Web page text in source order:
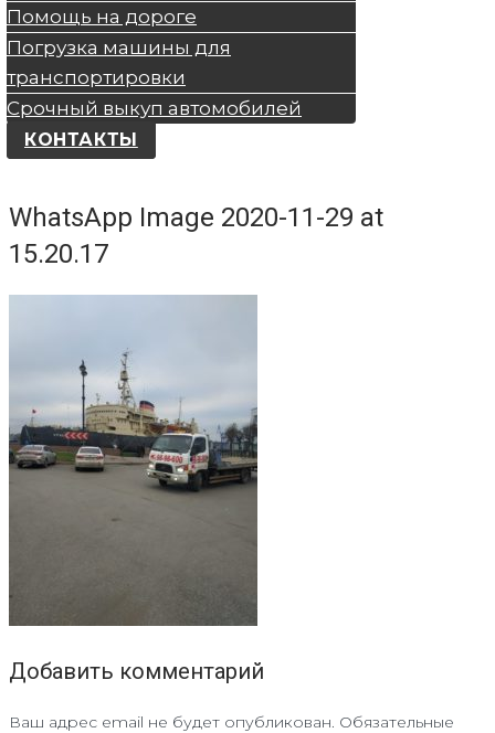
Помощь на дороге
Погрузка машины для
транспортировки
Срочный выкуп автомобилей
КОНТАКТЫ
WhatsApp Image 2020-11-29 at
15.20.17
Добавить комментарий
Ваш адрес email не будет опубликован. Обязательные